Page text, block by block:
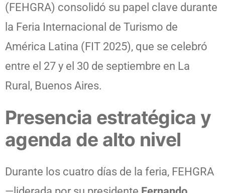
(FEHGRA) consolidó su papel clave durante
la Feria Internacional de Turismo de
América Latina (FIT 2025), que se celebró
entre el 27 y el 30 de septiembre en La
Rural, Buenos Aires.
Presencia estratégica y
agenda de alto nivel
Durante los cuatro días de la feria, FEHGRA